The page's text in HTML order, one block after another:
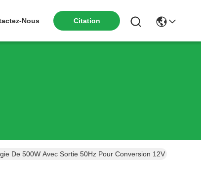
Nous Citation
De 500W Avec Sortie 50Hz Pour Conversion 12V DC À